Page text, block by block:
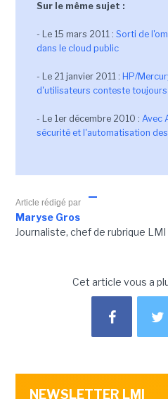
Sur le même sujet :
- Le 15 mars 2011 : Sorti de
dans le cloud public
- Le 21 janvier 2011 : HP/
d'utilisateurs conteste
- Le 1er décembre 2010 : Avec
sécurité et l'automatisation
Article rédigé par
Maryse Gros
Journaliste, chef de rubrique LMI
Cet article vous a
NEWSLETTER LMI